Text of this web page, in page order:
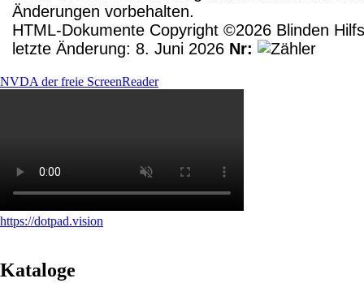
Änderungen vorbehalten.
HTML-Dokumente Copyright ©2026 Blinden
letzte Änderung: 8. Juni 2026 Nr:
NVDA der freie ScreenReader
https://dotpad.vision
Kataloge